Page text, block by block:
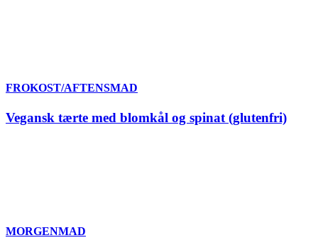
FROKOST/AFTENSMAD
Vegansk tærte med blomkål og spinat (glutenfri)
MORGENMAD